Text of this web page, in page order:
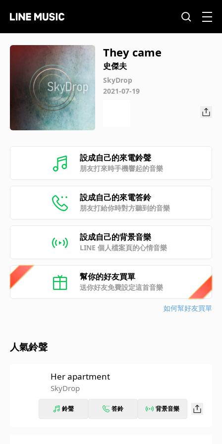
They came
史傑夫
SkyDrop
2021-07-19
設成自己的來電鈴聲
朋友打來時手機響起的音樂
設成自己的來電答鈴
朋友打給你時對方聽到的音樂
設成自己的背景音樂
LINE 個人檔案頁的心情音樂
幫你的好友買單
送你好友免費設定這首音樂
如何幫好友買單
人氣鈴聲
Her apartment
SkyDrop
鈴聲 答鈴 背景音樂